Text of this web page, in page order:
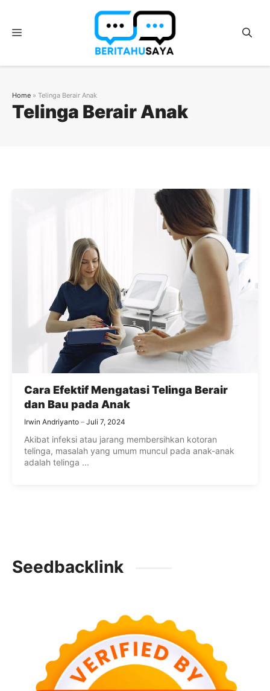
Menu
Telinga Berair Anak
Home » Telinga Berair Anak
Cara Efektif Mengatasi Telinga Berair
dan Bau pada Anak
Irwin Andriyanto Juli 7, 2024
Akibat infeksi atau jarang membersihkan kotoran
telinga, masalah yang umum muncul pada anak-anak
adalah telinga ...
Seedbacklink